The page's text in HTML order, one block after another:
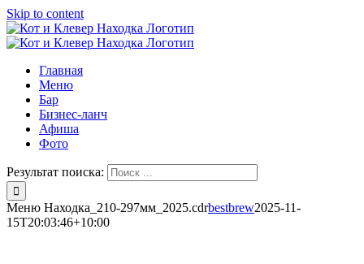
Skip to content
Главная
Меню
Бар
Бизнес-ланч
Афиша
Фото
Результат поиска:
Меню Находка_210-297мм_2025.cdrbestbrew2025-11-
15T20:03:46+10:00